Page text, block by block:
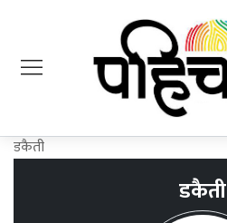
डकैती
डकैती